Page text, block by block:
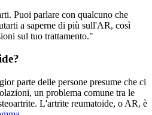
Puoi parlare con qualcuno che
a saperne di più sull'AR, così
sul tuo trattamento."
parte delle persone presume che ci
un problema comune tra le
L'artrite reumatoide, o AR, è